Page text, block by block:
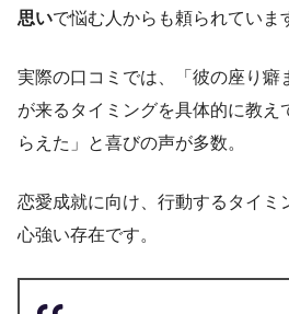
思いで悩む人からも頼られていま
実際の口コミでは、「彼の座り癖
が来るタイミングを具体的に教え
らえた」と喜びの声が多数。
恋愛成就に向け、行動するタイミ
心強い存在です。